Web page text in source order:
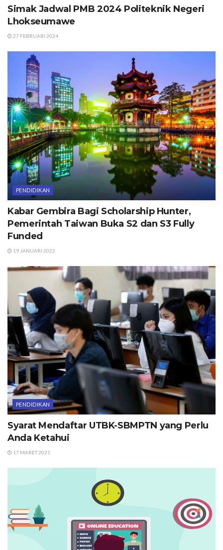
Simak Jadwal PMB 2024 Politeknik Negeri
Lhokseumawe
27 FEBRUARI 2024
PENDIDIKAN
Kabar Gembira Bagi Scholarship Hunter,
Pemerintah Taiwan Buka S2 dan S3 Fully
Funded
19 JANUARI 2022
PENDIDIKAN
Syarat Mendaftar UTBK-SBMPTN yang Perlu
Anda Ketahui
17 MARET 2021